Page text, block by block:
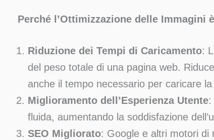
Perché l’Ottimizzazione delle Immagini
Riduzione dei Tempi di Caricamento:
del peso totale di una pagina web.
anche il tempo necessario per caricare la
Miglioramento dell’Esperienza Utente:
fluida, aumentando la soddisfazione
SEO Migliorato: Google e altri motori di